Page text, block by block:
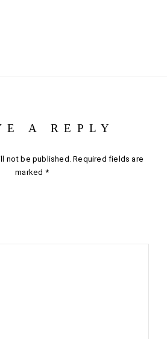
A REPLY
not be published. Required fields are
marked *